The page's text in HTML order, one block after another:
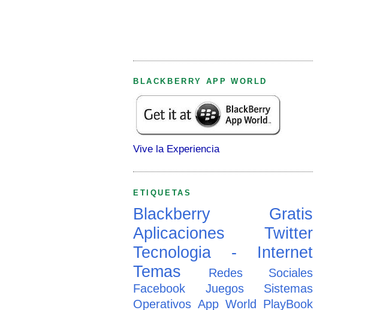
BLACKBERRY APP WORLD
Vive la Experiencia
ETIQUETAS
Blackberry
Gratis
Aplicaciones
Twitter
Tecnologia - Internet
Temas
Redes Sociales
Facebook
Juegos
Sistemas
Operativos App World PlayBook